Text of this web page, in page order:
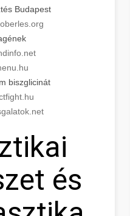
Budapest
biszglicinát
és